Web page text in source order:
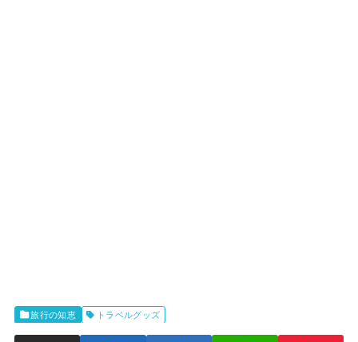
旅行の知恵 トラベルグッズ